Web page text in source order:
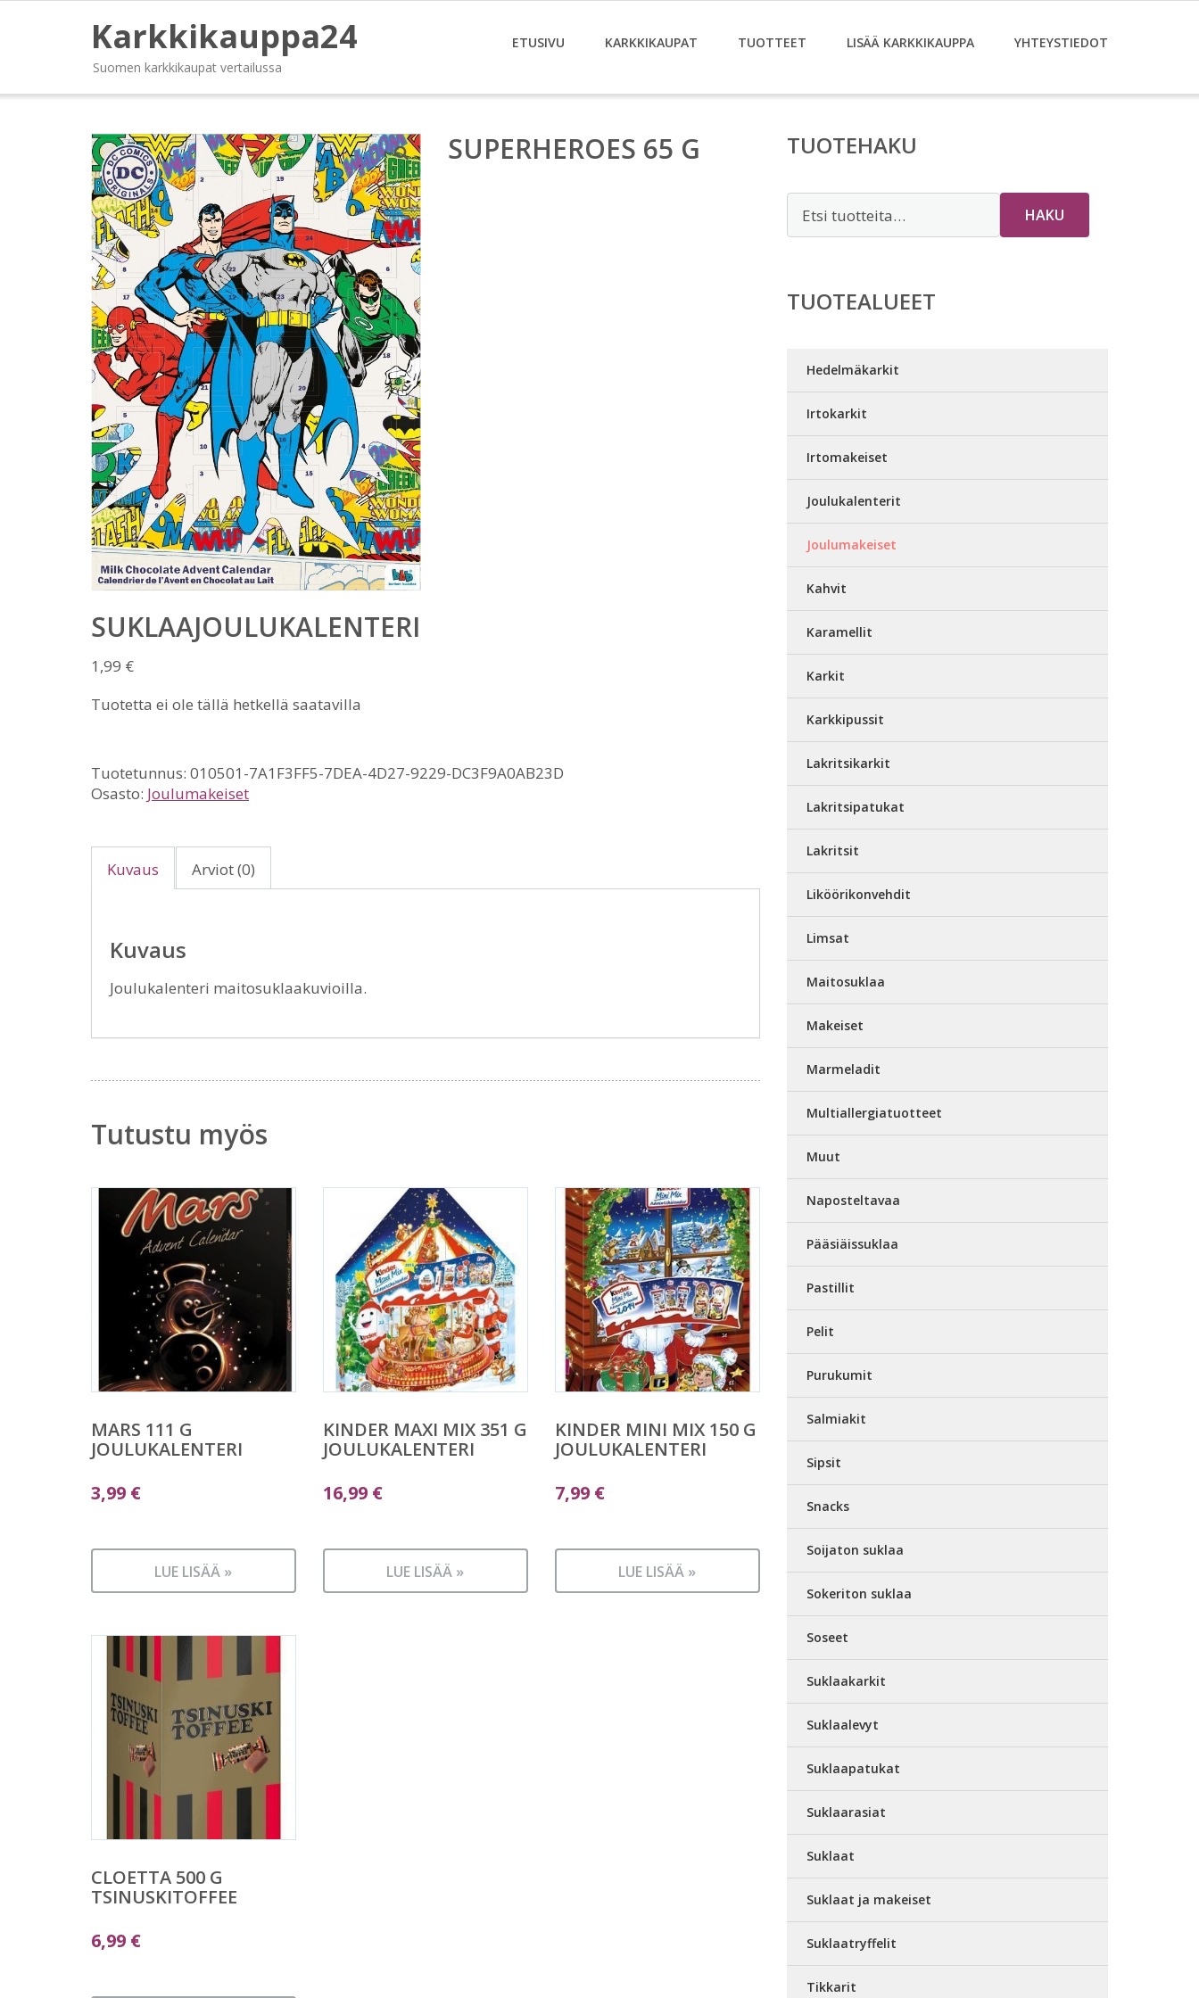
Karkkikauppa24
Suomen karkkikaupat vertailussa
ETUSIVU KARKKIKAUPAT TUOTTEET LISÄÄ KARKKIKAUPPA YHTEYSTIEDOT
SUPERHEROES 65 G
SUKLAAJOULUKALENTERI
1,99 €
Tuotetta ei ole tällä hetkellä saatavilla
Tuotetunnus: 010501-7A1F3FF5-7DEA-4D27-9229-DC3F9A0AB23D
Osasto: Joulumakeiset
Kuvaus Arviot (0)
Kuvaus
Joulukalenteri maitosuklaakuvioilla.
Tutustu myös
MARS 111 G
JOULUKALENTERI
3,99 €
LUE LISÄÄ »
KINDER MAXI MIX 351 G
JOULUKALENTERI
16,99 €
LUE LISÄÄ »
KINDER MINI MIX 150 G
JOULUKALENTERI
7,99 €
LUE LISÄÄ »
CLOETTA 500 G
TSINUSKITOFFEE
6,99 €
TUOTEHAKU
HAKU
TUOTEALUEET
Hedelmäkarkit
Irtokarkit
Irtomakeiset
Joulukalenterit
Joulumakeiset
Kahvit
Karamellit
Karkit
Karkkipussit
Lakritsikarkit
Lakritsipatukat
Lakritsit
Liköörikonvehdit
Limsat
Maitosuklaa
Makeiset
Marmeladit
Multiallergiatuotteet
Muut
Naposteltavaa
Pääsiäissuklaa
Pastillit
Pelit
Purukumit
Salmiakit
Sipsit
Snacks
Soijaton suklaa
Sokeriton suklaa
Soseet
Suklaakarkit
Suklaalevyt
Suklaapatukat
Suklaarasiat
Suklaat
Suklaat ja makeiset
Suklaatryffelit
Tikkarit